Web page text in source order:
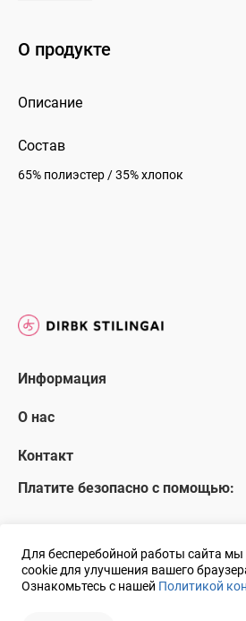
О продукте
Описание
Состав
65% полиэстер / 35% хлопок
Информация
О нас
Контакт
Платите безопасно с помощью:
© 2018 UAB DS Решение:ELECTRONIC
Для бесперебойной работы сайта
cookie для улучшения вашего
Ознакомьтесь с нашей Политикой